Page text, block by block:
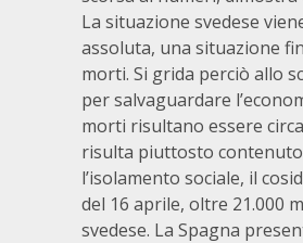
La situazione svedese
assoluta, una situazione
morti. Si grida perciò allo
per salvaguardare
morti risultano essere
risulta piuttosto
l’isolamento sociale, il
del 16 aprile, oltre 21.000
svedese. La Spagna